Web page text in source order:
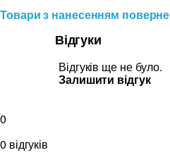
Товари з нанесенням
Відгуки
Відгуків ще не було.
Залишити відгук
0
0 відгуків